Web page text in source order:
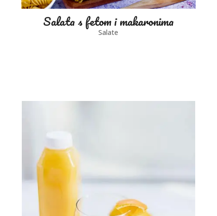
Salata s fetom i makaronima
Salate